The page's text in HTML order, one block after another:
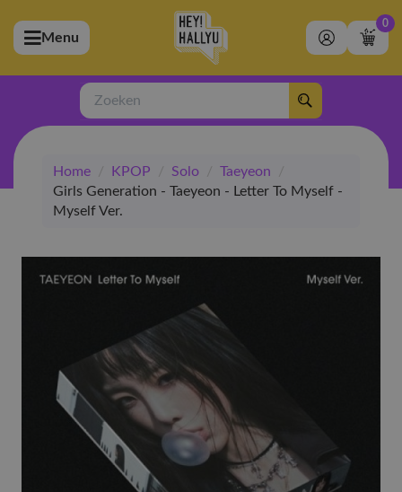
(Artiesten)
(Merchandise)
(Exclusive)
(Winkel)
Menu
0
Zoeken
Home / KPOP / Solo / Taeyeon
/
Girls Generation - Taeyeon - Letter To Myself -
Myself Ver.